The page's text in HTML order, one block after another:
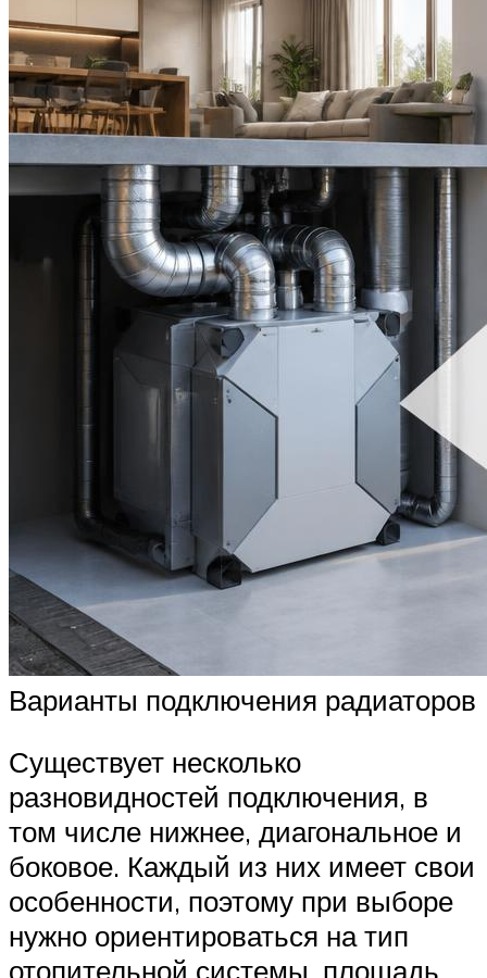
Варианты подключения радиаторов
Существует несколько
разновидностей подключения, в
том числе нижнее, диагональное и
боковое. Каждый из них имеет свои
особенности, поэтому при выборе
нужно ориентироваться на тип
отопительной системы, площадь